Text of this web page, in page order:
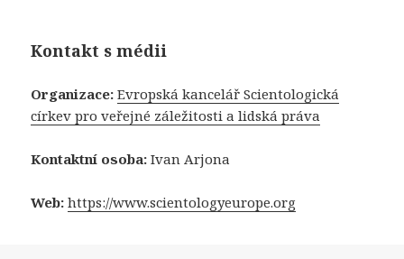
Kontakt s médii
Organizace: Evropská kancelář Scientologická
církev pro veřejné záležitosti a lidská práva
Kontaktní osoba: Ivan Arjona
Web: https://www.scientologyeurope.org